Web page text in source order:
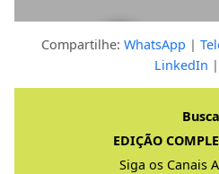
Clique para ver a resposta completa
Compartilhe: WhatsApp |
LinkedIn |
Busca
EDIÇÃO
Siga os Canais